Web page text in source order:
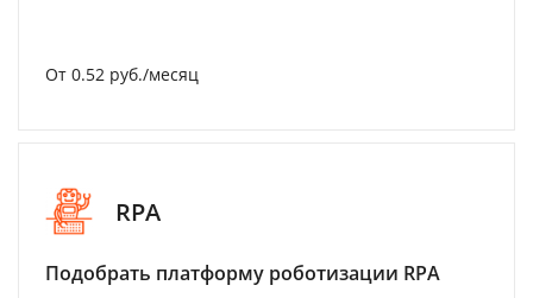
От 0.52 руб./месяц
RPA
Подобрать платформу роботизации RPA